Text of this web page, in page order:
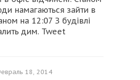
намагаються зайти в
на 12:07 З будівлі
дим. Tweet
18, 2014